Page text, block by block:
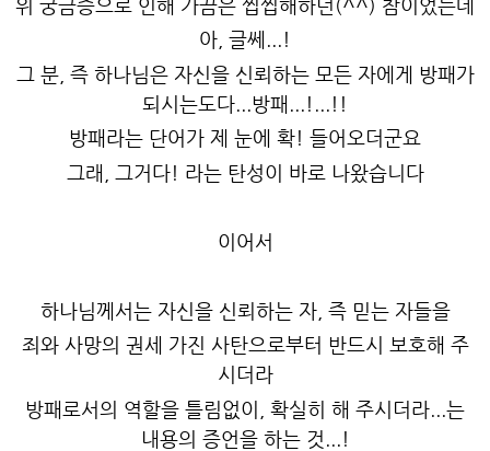
아, 글쎄...!
그 분, 즉 하나님은 자신을 신뢰하는 모든 자에게 방패가
되시는도다...방패...!...!!
방패라는 단어가 제 눈에 확! 들어오더군요
그래, 그거다! 라는 탄성이 바로 나왔습니다
이어서
하나님께서는 자신을 신뢰하는 자, 즉 믿는 자들을
죄와 사망의 권세 가진 사탄으로부터 반드시 보호해 주
시더라
방패로서의 역할을 틀림없이, 확실히 해 주시더라...는
내용의 증언을 하는 것...!